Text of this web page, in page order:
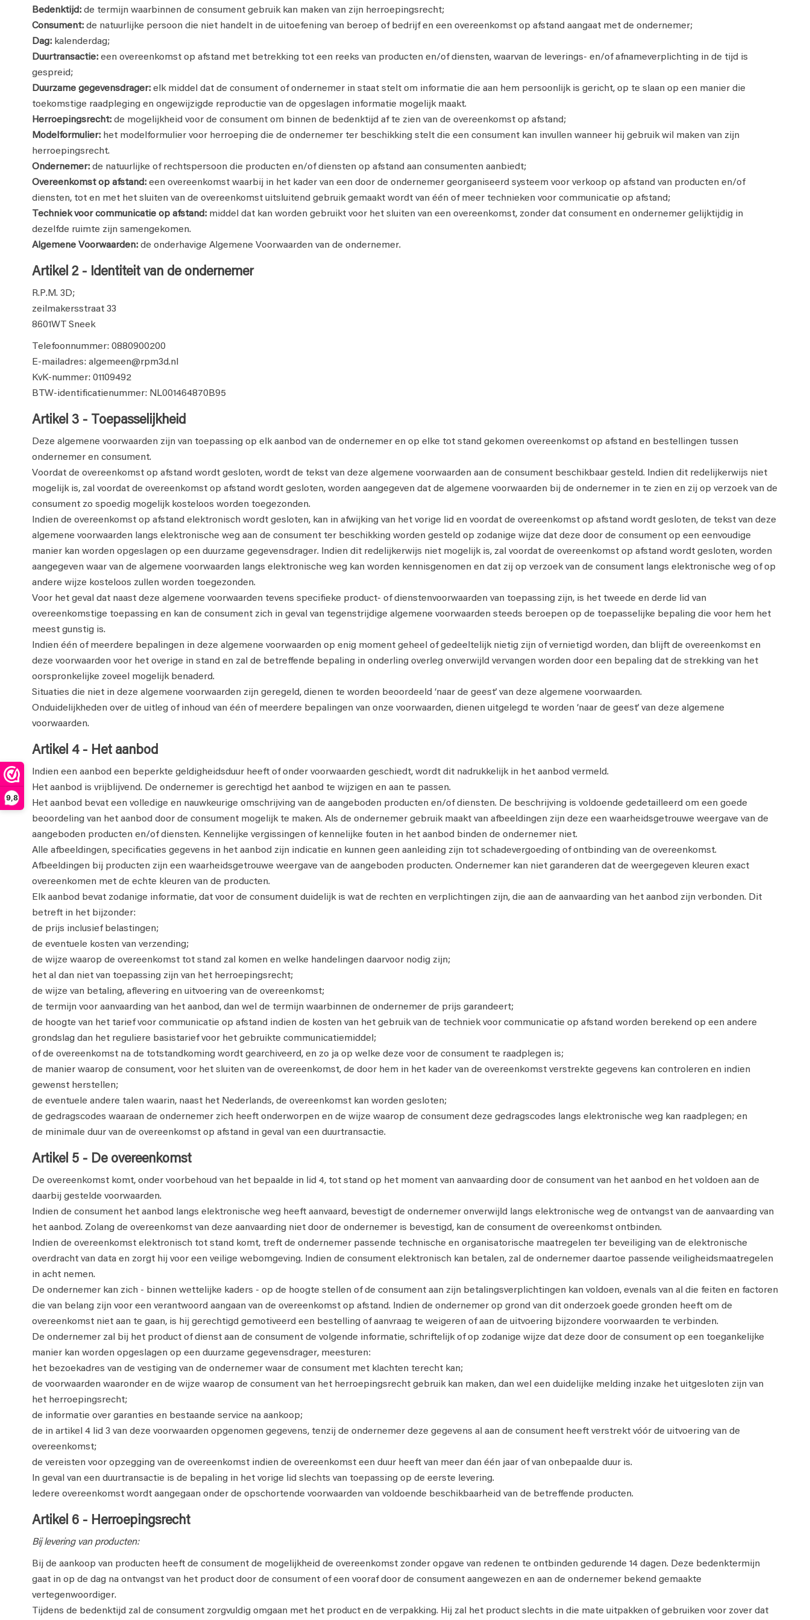
9,8
Bedenktijd:de termijn waarbinnen de consument gebruik kan maken van zijn herroepingsrecht;
Consument:de natuurlijke persoon die niet handelt in de uitoefening van beroep of bedrijf en een overeenkomst op afstand aangaat met de ondernemer;
Dag:kalenderdag;
Duurtransactie:een overeenkomst op afstand met betrekking tot een reeks van producten en/of diensten, waarvan de leverings- en/of afnameverplichting in de tijd is
gespreid;
Duurzame gegevensdrager:elk middel dat de consument of ondernemer in staat stelt om informatie die aan hem persoonlijk is gericht, op te slaan op een manier die
toekomstige raadpleging en ongewijzigde reproductie van de opgeslagen informatie mogelijk maakt.
Herroepingsrecht:de mogelijkheid voor de consument om binnen de bedenktijd af te zien van de overeenkomst op afstand;
Modelformulier:het modelformulier voor herroeping die de ondernemer ter beschikking stelt die een consument kan invullen wanneer hij gebruik wil maken van zijn
herroepingsrecht.
Ondernemer:de natuurlijke of rechtspersoon die producten en/of diensten op afstand aan consumenten aanbiedt;
Overeenkomst op afstand: een overeenkomst waarbij in het kader van een door de ondernemer georganiseerd systeem voor verkoop op afstand van producten en/of
diensten, tot en met het sluiten van de overeenkomst uitsluitend gebruik gemaakt wordt van één of meer technieken voor communicatie op afstand;
Techniek voor communicatie op afstand:middel dat kan worden gebruikt voor het sluiten van een overeenkomst, zonder dat consument en ondernemer gelijktijdig in
dezelfde ruimte zijn samengekomen.
Algemene Voorwaarden:de onderhavige Algemene Voorwaarden van de ondernemer.
Artikel 2 - Identiteit van de ondernemer
R.P.M. 3D;
zeilmakersstraat 33
8601WT Sneek
Telefoonnummer: 0880900200
E-mailadres: algemeen@rpm3d.nl
KvK-nummer: 01109492
BTW-identificatienummer: NL001464870B95
Artikel 3 - Toepasselijkheid
Deze algemene voorwaarden zijn van toepassing op elk aanbod van de ondernemer en op elke tot stand gekomen overeenkomst op afstand en bestellingen tussen
ondernemer en consument.
Voordat de overeenkomst op afstand wordt gesloten, wordt de tekst van deze algemene voorwaarden aan de consument beschikbaar gesteld. Indien dit redelijkerwijs niet
mogelijk is, zal voordat de overeenkomst op afstand wordt gesloten, worden aangegeven dat de algemene voorwaarden bij de ondernemer in te zien en zij op verzoek van de
consument zo spoedig mogelijk kosteloos worden toegezonden.
Indien de overeenkomst op afstand elektronisch wordt gesloten, kan in afwijking van het vorige lid en voordat de overeenkomst op afstand wordt gesloten, de tekst van deze
algemene voorwaarden langs elektronische weg aan de consument ter beschikking worden gesteld op zodanige wijze dat deze door de consument op een eenvoudige
manier kan worden opgeslagen op een duurzame gegevensdrager. Indien dit redelijkerwijs niet mogelijk is, zal voordat de overeenkomst op afstand wordt gesloten, worden
aangegeven waar van de algemene voorwaarden langs elektronische weg kan worden kennisgenomen en dat zij op verzoek van de consument langs elektronische weg of op
andere wijze kosteloos zullen worden toegezonden.
Voor het geval dat naast deze algemene voorwaarden tevens specifieke product- of dienstenvoorwaarden van toepassing zijn, is het tweede en derde lid van
overeenkomstige toepassing en kan de consument zich in geval van tegenstrijdige algemene voorwaarden steeds beroepen op de toepasselijke bepaling die voor hem het
meest gunstig is.
Indien één of meerdere bepalingen in deze algemene voorwaarden op enig moment geheel of gedeeltelijk nietig zijn of vernietigd worden, dan blijft de overeenkomst en
deze voorwaarden voor het overige in stand en zal de betreffende bepaling in onderling overleg onverwijld vervangen worden door een bepaling dat de strekking van het
oorspronkelijke zoveel mogelijk benaderd.
Situaties die niet in deze algemene voorwaarden zijn geregeld, dienen te worden beoordeeld ‘naar de geest’ van deze algemene voorwaarden.
Onduidelijkheden over de uitleg of inhoud van één of meerdere bepalingen van onze voorwaarden, dienen uitgelegd te worden ‘naar de geest’ van deze algemene
voorwaarden.
Artikel 4 - Het aanbod
Indien een aanbod een beperkte geldigheidsduur heeft of onder voorwaarden geschiedt, wordt dit nadrukkelijk in het aanbod vermeld.
Het aanbod is vrijblijvend. De ondernemer is gerechtigd het aanbod te wijzigen en aan te passen.
Het aanbod bevat een volledige en nauwkeurige omschrijving van de aangeboden producten en/of diensten. De beschrijving is voldoende gedetailleerd om een goede
beoordeling van het aanbod door de consument mogelijk te maken. Als de ondernemer gebruik maakt van afbeeldingen zijn deze een waarheidsgetrouwe weergave van de
aangeboden producten en/of diensten. Kennelijke vergissingen of kennelijke fouten in het aanbod binden de ondernemer niet.
Alle afbeeldingen, specificaties gegevens in het aanbod zijn indicatie en kunnen geen aanleiding zijn tot schadevergoeding of ontbinding van de overeenkomst.
Afbeeldingen bij producten zijn een waarheidsgetrouwe weergave van de aangeboden producten. Ondernemer kan niet garanderen dat de weergegeven kleuren exact
overeenkomen met de echte kleuren van de producten.
Elk aanbod bevat zodanige informatie, dat voor de consument duidelijk is wat de rechten en verplichtingen zijn, die aan de aanvaarding van het aanbod zijn verbonden. Dit
betreft in het bijzonder:
de prijs inclusief belastingen;
de eventuele kosten van verzending;
de wijze waarop de overeenkomst tot stand zal komen en welke handelingen daarvoor nodig zijn;
het al dan niet van toepassing zijn van het herroepingsrecht;
de wijze van betaling, aflevering en uitvoering van de overeenkomst;
de termijn voor aanvaarding van het aanbod, dan wel de termijn waarbinnen de ondernemer de prijs garandeert;
de hoogte van het tarief voor communicatie op afstand indien de kosten van het gebruik van de techniek voor communicatie op afstand worden berekend op een andere
grondslag dan het reguliere basistarief voor het gebruikte communicatiemiddel;
of de overeenkomst na de totstandkoming wordt gearchiveerd, en zo ja op welke deze voor de consument te raadplegen is;
de manier waarop de consument, voor het sluiten van de overeenkomst, de door hem in het kader van de overeenkomst verstrekte gegevens kan controleren en indien
gewenst herstellen;
de eventuele andere talen waarin, naast het Nederlands, de overeenkomst kan worden gesloten;
de gedragscodes waaraan de ondernemer zich heeft onderworpen en de wijze waarop de consument deze gedragscodes langs elektronische weg kan raadplegen; en
de minimale duur van de overeenkomst op afstand in geval van een duurtransactie.
Artikel 5 - De overeenkomst
De overeenkomst komt, onder voorbehoud van het bepaalde in lid 4, tot stand op het moment van aanvaarding door de consument van het aanbod en het voldoen aan de
daarbij gestelde voorwaarden.
Indien de consument het aanbod langs elektronische weg heeft aanvaard, bevestigt de ondernemer onverwijld langs elektronische weg de ontvangst van de aanvaarding van
het aanbod. Zolang de overeenkomst van deze aanvaarding niet door de ondernemer is bevestigd, kan de consument de overeenkomst ontbinden.
Indien de overeenkomst elektronisch tot stand komt, treft de ondernemer passende technische en organisatorische maatregelen ter beveiliging van de elektronische
overdracht van data en zorgt hij voor een veilige webomgeving. Indien de consument elektronisch kan betalen, zal de ondernemer daartoe passende veiligheidsmaatregelen
in acht nemen.
De ondernemer kan zich - binnen wettelijke kaders - op de hoogte stellen of de consument aan zijn betalingsverplichtingen kan voldoen, evenals van al die feiten en factoren
die van belang zijn voor een verantwoord aangaan van de overeenkomst op afstand. Indien de ondernemer op grond van dit onderzoek goede gronden heeft om de
overeenkomst niet aan te gaan, is hij gerechtigd gemotiveerd een bestelling of aanvraag te weigeren of aan de uitvoering bijzondere voorwaarden te verbinden.
De ondernemer zal bij het product of dienst aan de consument de volgende informatie, schriftelijk of op zodanige wijze dat deze door de consument op een toegankelijke
manier kan worden opgeslagen op een duurzame gegevensdrager, meesturen:
het bezoekadres van de vestiging van de ondernemer waar de consument met klachten terecht kan;
de voorwaarden waaronder en de wijze waarop de consument van het herroepingsrecht gebruik kan maken, dan wel een duidelijke melding inzake het uitgesloten zijn van
het herroepingsrecht;
de informatie over garanties en bestaande service na aankoop;
de in artikel 4 lid 3 van deze voorwaarden opgenomen gegevens, tenzij de ondernemer deze gegevens al aan de consument heeft verstrekt vóór de uitvoering van de
overeenkomst;
de vereisten voor opzegging van de overeenkomst indien de overeenkomst een duur heeft van meer dan één jaar of van onbepaalde duur is.
In geval van een duurtransactie is de bepaling in het vorige lid slechts van toepassing op de eerste levering.
Iedere overeenkomst wordt aangegaan onder de opschortende voorwaarden van voldoende beschikbaarheid van de betreffende producten.
Artikel 6 - Herroepingsrecht
Bij levering van producten:
Bij de aankoop van producten heeft de consument de mogelijkheid de overeenkomst zonder opgave van redenen te ontbinden gedurende 14 dagen. Deze bedenktermijn
gaat in op de dag na ontvangst van het product door de consument of een vooraf door de consument aangewezen en aan de ondernemer bekend gemaakte
vertegenwoordiger.
Tijdens de bedenktijd zal de consument zorgvuldig omgaan met het product en de verpakking. Hij zal het product slechts in die mate uitpakken of gebruiken voor zover dat